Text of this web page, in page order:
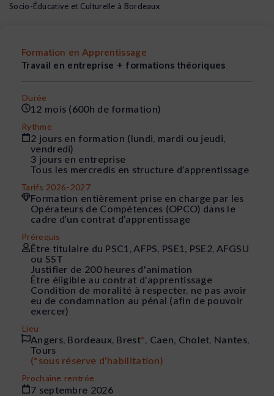
Socio-Éducative et Culturelle à Bordeaux
Formation en Apprentissage
Travail en entreprise + formations théoriques
Durée
12 mois (600h de formation)
Rythme
2 jours en formation (lundi, mardi ou jeudi,
vendredi)
3 jours en entreprise
Tous les mercredis en structure d’apprentissage
Tarifs 2026-2027
Formation entièrement prise en charge par les
Opérateurs de Compétences (OPCO) dans le
cadre d’un contrat d’apprentissage
Prérequis
Être titulaire du PSC1, AFPS, PSE1, PSE2, AFGSU
ou SST
Justifier de 200 heures d'animation
Être éligible au contrat d'apprentissage
Condition de moralité à respecter, ne pas avoir
eu de condamnation au pénal (afin de pouvoir
exercer)
Lieu
Angers, Bordeaux, Brest*, Caen, Cholet, Nantes,
Tours
(*sous réserve d'habilitation)
Prochaine rentrée
7 septembre 2026